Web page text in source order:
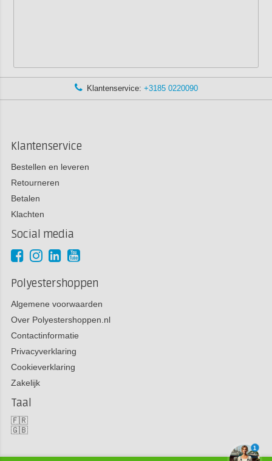
Klantenservice: +3185 0220090
Klantenservice
Bestellen en leveren
Retourneren
Betalen
Klachten
Social media
Polyestershoppen
Algemene voorwaarden
Over Polyestershoppen.nl
Contactinformatie
Privacyverklaring
Cookieverklaring
Zakelijk
Taal
🇫🇷
🇬🇧
1